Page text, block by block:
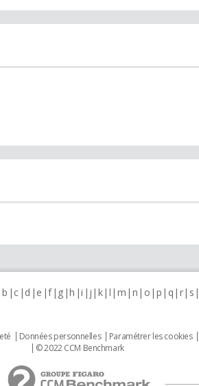
b c d e f g h i j k l m n o p q r s
Données personnelles Paramétrer les cookies
© 2022 CCM Benchmark